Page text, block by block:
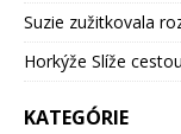
Suzie zužitkovala
Horkýže Slíže
KATEGÓRIE